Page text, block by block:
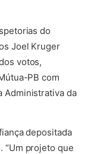
do
Joel Kruger
votos,
PB com
Administrativa da
depositada
“Um projeto que